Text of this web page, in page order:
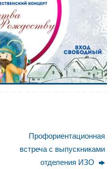
Профориентационная
встреча с выпускниками
отделения ИЗО